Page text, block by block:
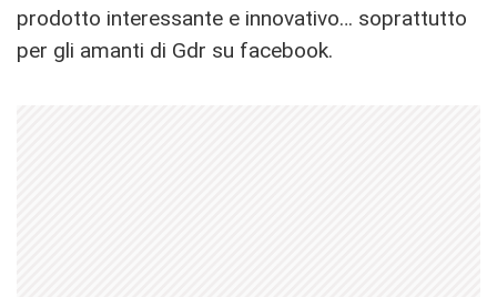
prodotto interessante e innovativo… soprattutto
per gli amanti di Gdr su facebook.